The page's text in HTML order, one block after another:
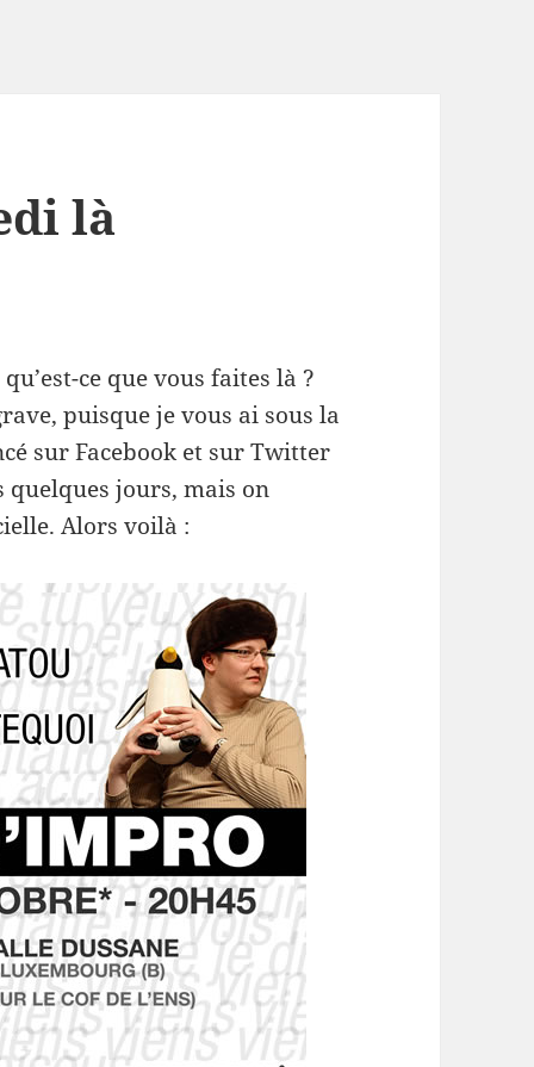
là
ce que vous faites là ?
puisque je vous ai sous la
sur Facebook et sur Twitter
quelques jours, mais on
Alors voilà :